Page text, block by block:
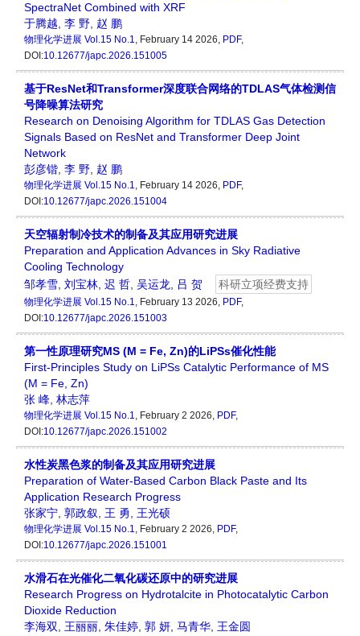
SpectraNet Combined with XRF
于腾越 李 野 赵 鹏
物理化学进展 Vol.15 No.1, February 14 2026, PDF,
DOI:10.12677/japc.2026.151005
基于ResNet和Transformer深度联合网络的TDLAS气体检测信
号降噪算法研究
Research on Denoising Algorithm for TDLAS Gas Detection
Signals Based on ResNet and Transformer Deep Joint
Network
彭彦锴 李 野 赵 鹏
物理化学进展 Vol.15 No.1, February 14 2026, PDF,
DOI:10.12677/japc.2026.151004
天空辐射制冷技术的制备及其应用研究进展
Preparation and Application Advances in Sky Radiative
Cooling Technology
邹孝雪 刘宝林 迟 哲 吴运龙 吕 贺 科研立项经费支持
物理化学进展 Vol.15 No.1, February 13 2026, PDF,
DOI:10.12677/japc.2026.151003
第一性原理研究MS (M = Fe, Zn)的LiPSs催化性能
First-Principles Study on LiPSs Catalytic Performance of MS
(M = Fe, Zn)
张 峰 林志萍
物理化学进展 Vol.15 No.1, February 2 2026, PDF,
DOI:10.12677/japc.2026.151002
水性炭黑色浆的制备及其应用研究进展
Preparation of Water-Based Carbon Black Paste and Its
Application Research Progress
张家宁 郭政叙 王 勇 王光硕
物理化学进展 Vol.15 No.1, February 2 2026, PDF,
DOI:10.12677/japc.2026.151001
水滑石在光催化二氧化碳还原中的研究进展
Research Progress on Hydrotalcite in Photocatalytic Carbon
Dioxide Reduction
李海双
王丽丽 朱佳婷 郭 妍 马青华 王金圆